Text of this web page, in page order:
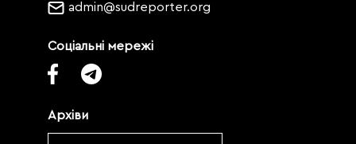
admin@sudreporter.org
Соціальні мережі
Архіви